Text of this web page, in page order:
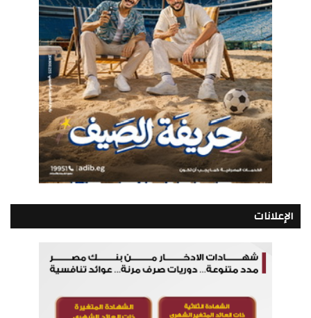
الإعلانات